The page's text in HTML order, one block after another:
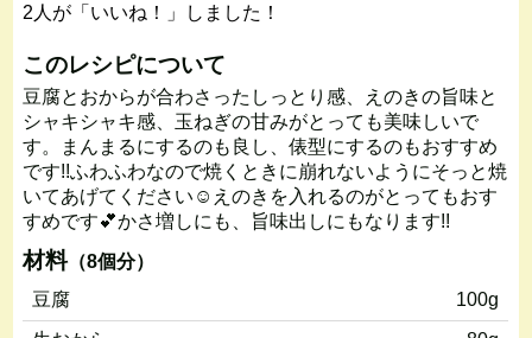
2人 が「いいね！」しました！
このレシピについて
豆腐とおからが合わさったしっとり感、えのきの旨味と
シャキシャキ感、玉ねぎの甘みがとっても美味しいで
す。まんまるにするのも良し、俵型にするのもおすすめ
です!!ふわふわなので焼くときに崩れないようにそっと焼
いてあげてください☺️えのきを入れるのがとってもおす
すめです💕かさ増しにも、旨味出しにもなります!!
材料（8個分）
豆腐
100g